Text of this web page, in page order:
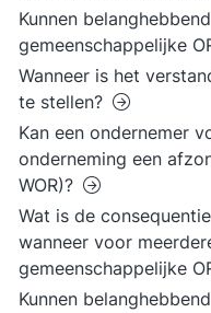
Kunnen
gemeenschappelijke
Wanneer is het
te stellen?
Kan een ondernemer
onderneming een
WOR)?
Wat is de
wanneer voor
gemeenschappelijke
Kunnen